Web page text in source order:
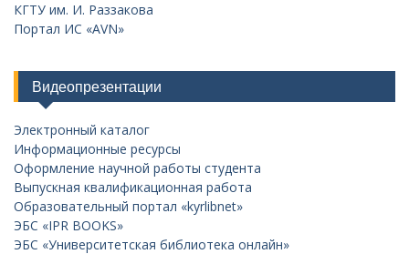
КГТУ им. И. Раззакова
Портал ИС «AVN»
Видеопрезентации
Электронный каталог
Информационные ресурсы
Оформление научной работы студента
Выпускная квалификационная работа
Образовательный портал «kyrlibnet»
ЭБС «IPR BOOKS»
ЭБС «Университетская библиотека онлайн»